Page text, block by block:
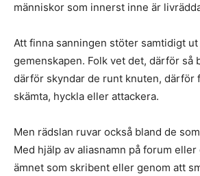
människor som innerst inne är
Att finna sanningen stöter samtidigt
gemenskapen. Folk vet det, därför så
därför skyndar de runt knuten, därför
skämta, hyckla eller attackera.
Men rädslan ruvar också bland de
Med hjälp av aliasnamn på forum
ämnet som skribent eller genom att